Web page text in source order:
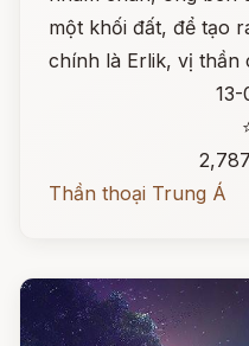
một khối đất, để tạo
chính là Erlik, vị thần
13-
Thần thoại Trung Á